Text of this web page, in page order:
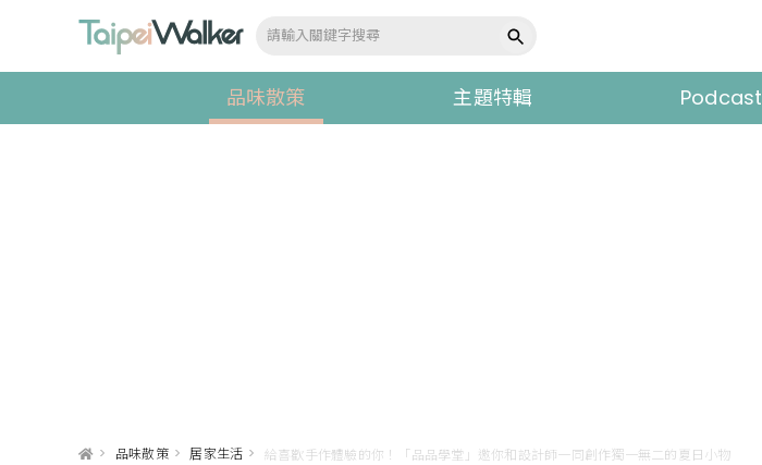
品味散策 主題特輯 Podcast
> 品味散策 > 居家生活 > 給喜歡手作體驗的你！「品品學堂」邀你和設計師一同創作獨一無二的夏日小物